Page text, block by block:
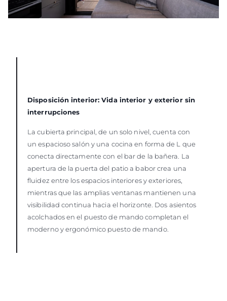
Disposición interior: Vida interior y exterior sin
interrupciones
La cubierta principal, de un solo nivel, cuenta con
un espacioso salón y una cocina en forma de L que
conecta directamente con el bar de la bañera. La
apertura de la puerta del patio a babor crea una
fluidez entre los espacios interiores y exteriores,
mientras que las amplias ventanas mantienen una
visibilidad continua hacia el horizonte. Dos asientos
acolchados en el puesto de mando completan el
moderno y ergonómico puesto de mando.